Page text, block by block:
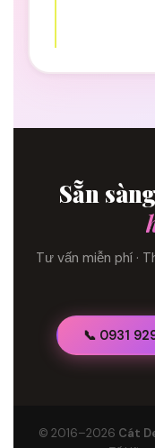
Sẵn
Tư vấn miễn phí ·
📞 0931
© 2016–2026 Cát